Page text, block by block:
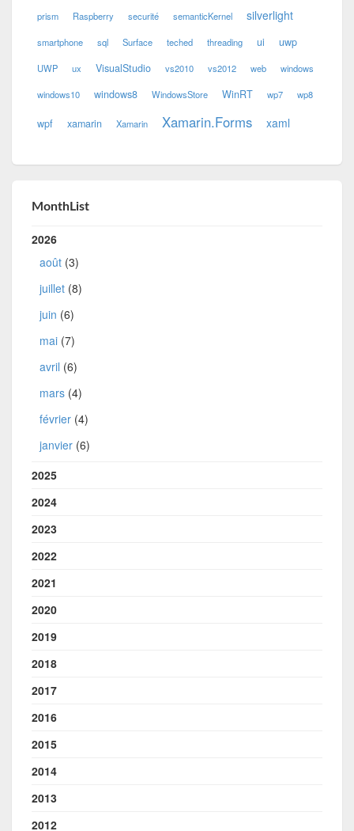
prism Raspberry securité semanticKernel silverlight
smartphone sql Surface teched threading ui uwp
UWP ux VisualStudio vs2010 vs2012 web windows
windows10 windows8 WindowsStore WinRT wp7 wp8
wpf xamarin Xamarin Xamarin.Forms xaml
MonthList
2026
août (3)
juillet (8)
juin (6)
mai (7)
avril (6)
mars (4)
février (4)
janvier (6)
2025
2024
2023
2022
2021
2020
2019
2018
2017
2016
2015
2014
2013
2012